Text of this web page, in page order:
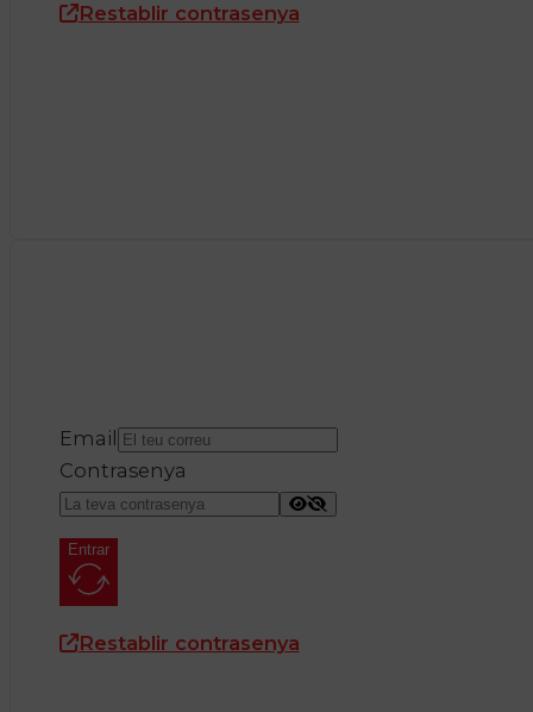
Restablir contrasenya
Email
Contrasenya
Entrar
Restablir contrasenya